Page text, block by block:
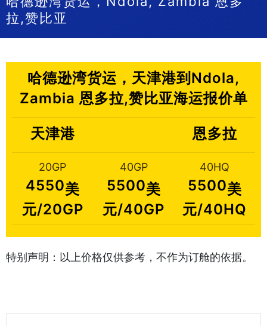
拉,赞比亚
哈德逊湾货运，天津港到Ndola,
Zambia 恩多拉,赞比亚海运报价单
天津港 恩多拉
20GP
4550美
元/20GP
40GP
5500美
元/40GP
40HQ
5500美
元/40HQ
特别声明：以上价格仅供参考，不作为订舱的依据。